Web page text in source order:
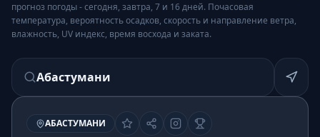
прогноз погоды - сегодня, завтра, 7 и 16 дней. Почасовая
температура, вероятность осадков, скорость и направление ветра,
влажность, UV индекс, время восхода и заката.
Абастумани
АБАСТУМАНИ